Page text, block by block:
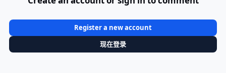
Register a new account
现在登录